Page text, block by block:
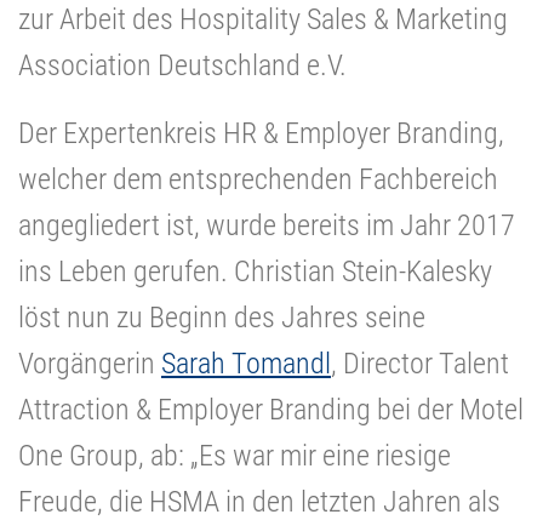
zur Arbeit des Hospitality Sales & Marketing
Association Deutschland e.V.
Der Expertenkreis HR & Employer Branding,
welcher dem entsprechenden Fachbereich
angegliedert ist, wurde bereits im Jahr 2017
ins Leben gerufen. Christian Stein-Kalesky
löst nun zu Beginn des Jahres seine
Vorgängerin Sarah Tomandl, Director Talent
Attraction & Employer Branding bei der Motel
One Group, ab: „Es war mir eine riesige
Freude, die HSMA in den letzten Jahren als